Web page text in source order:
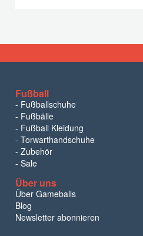
Fußball
- Fußballschuhe
- Fußbälle
- Fußball Kleidung
- Torwarthandschuhe
- Zubehör
- Sale
Über uns
Über Gameballs
Blog
Newsletter abonnieren